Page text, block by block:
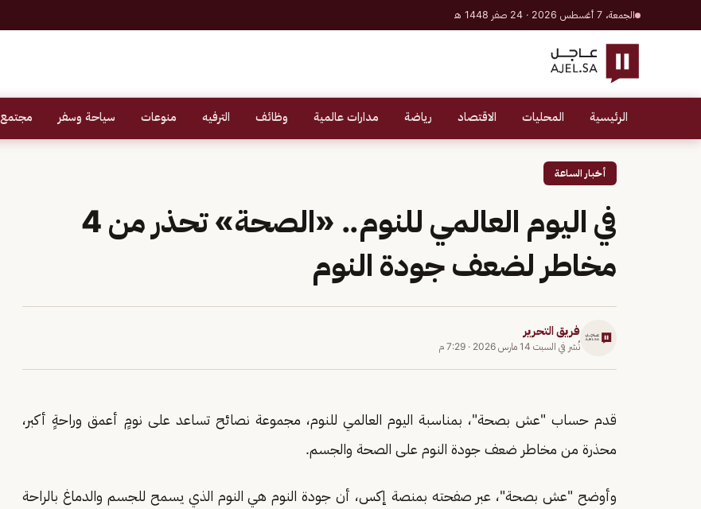
الجمعة، 7 أغسطس 2026 · 24 صفر 1448 هـ
الرئيسية المحليات الاقتصاد رياضة مدارات عالمية وظائف الترفيه منوعات سياحة وسفر مجتمع
أخبار الساعة
في اليوم العالمي للنوم.. «الصحة» تحذر من 4
مخاطر لضعف جودة النوم
فريق التحرير
نُشر في السبت 14 مارس 2026 · 7:29 م
قدم حساب "عش بصحة"، بمناسبة اليوم العالمي للنوم، مجموعة نصائح تساعد على نومٍ أعمق وراحةٍ أكبر،
محذرة من مخاطر ضعف جودة النوم على الصحة والجسم.
وأوضح "عش بصحة"، عبر صفحته بمنصة إكس، أن جودة النوم هي النوم الذي يسمح للجسم والدماغ بالراحة